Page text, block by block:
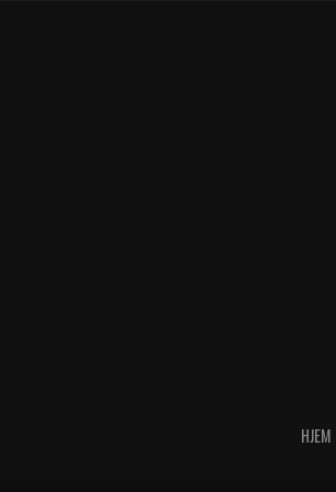
HJEM